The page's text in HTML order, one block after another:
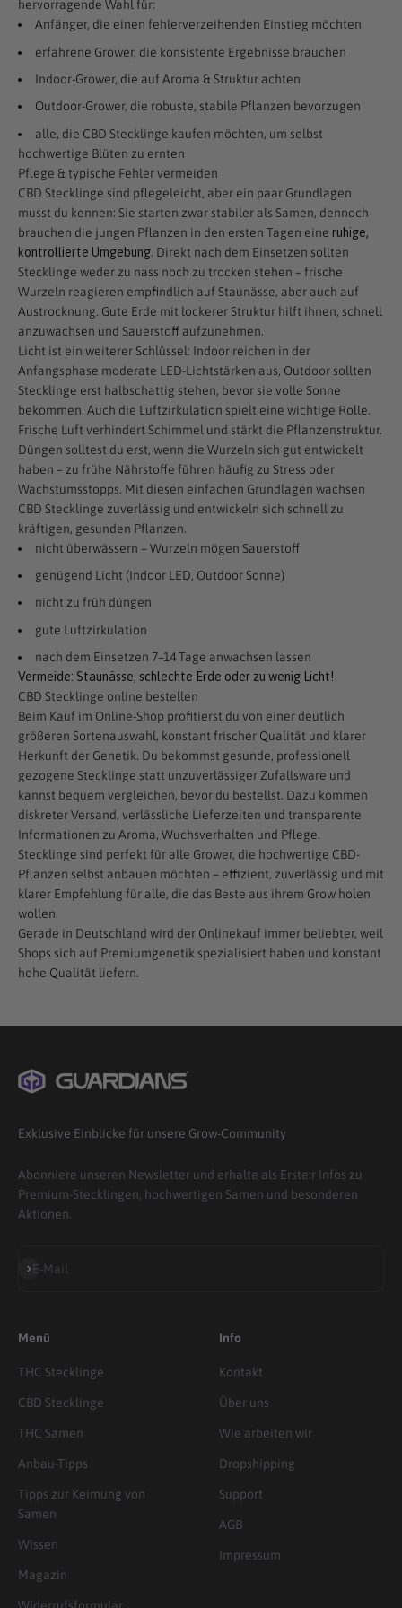
hervorragende Wahl für:
Anfänger, die einen fehlerverzeihenden Einstieg möchten
erfahrene Grower, die konsistente Ergebnisse brauchen
Indoor-Grower, die auf Aroma & Struktur achten
Outdoor-Grower, die robuste, stabile Pflanzen bevorzugen
alle, die CBD Stecklinge kaufen möchten, um selbst
hochwertige Blüten zu ernten
Pflege & typische Fehler vermeiden
CBD Stecklinge sind pflegeleicht, aber ein paar Grundlagen
musst du kennen: Sie starten zwar stabiler als Samen, dennoch
brauchen die jungen Pflanzen in den ersten Tagen eine ruhige,
kontrollierte Umgebung. Direkt nach dem Einsetzen sollten
Stecklinge weder zu nass noch zu trocken stehen – frische
Wurzeln reagieren empfindlich auf Staunässe, aber auch auf
Austrocknung. Gute Erde mit lockerer Struktur hilft ihnen, schnell
anzuwachsen und Sauerstoff aufzunehmen.
Licht ist ein weiterer Schlüssel: Indoor reichen in der
Anfangsphase moderate LED-Lichtstärken aus, Outdoor sollten
Stecklinge erst halbschattig stehen, bevor sie volle Sonne
bekommen. Auch die Luftzirkulation spielt eine wichtige Rolle.
Frische Luft verhindert Schimmel und stärkt die Pflanzenstruktur.
Düngen solltest du erst, wenn die Wurzeln sich gut entwickelt
haben – zu frühe Nährstoffe führen häufig zu Stress oder
Wachstumsstopps. Mit diesen einfachen Grundlagen wachsen
CBD Stecklinge zuverlässig und entwickeln sich schnell zu
kräftigen, gesunden Pflanzen.
nicht überwässern – Wurzeln mögen Sauerstoff
genügend Licht (Indoor LED, Outdoor Sonne)
nicht zu früh düngen
gute Luftzirkulation
nach dem Einsetzen 7–14 Tage anwachsen lassen
Vermeide: Staunässe, schlechte Erde oder zu wenig Licht!
CBD Stecklinge online bestellen
Beim Kauf im Online-Shop profitierst du von einer deutlich
größeren Sortenauswahl, konstant frischer Qualität und klarer
Herkunft der Genetik. Du bekommst gesunde, professionell
gezogene Stecklinge statt unzuverlässiger Zufallsware und
kannst bequem vergleichen, bevor du bestellst. Dazu kommen
diskreter Versand, verlässliche Lieferzeiten und transparente
Informationen zu Aroma, Wuchsverhalten und Pflege.
Stecklinge sind perfekt für alle Grower, die hochwertige CBD-
Pflanzen selbst anbauen möchten – effizient, zuverlässig und mit
klarer Empfehlung für alle, die das Beste aus ihrem Grow holen
wollen.
Gerade in Deutschland wird der Onlinekauf immer beliebter, weil
Shops sich auf Premiumgenetik spezialisiert haben und konstant
hohe Qualität liefern.
Exklusive Einblicke für unsere Grow-Community
Abonniere unseren Newsletter und erhalte als Erste:r Infos zu
Premium-Stecklingen, hochwertigen Samen und besonderen
Aktionen.
E-Mail
Abonnieren
Menü
THC Stecklinge
CBD Stecklinge
THC Samen
Anbau-Tipps
Tipps zur Keimung von
Samen
Wissen
Magazin
Info
Kontakt
Über uns
Wie arbeiten wir
Dropshipping
Support
AGB
Impressum